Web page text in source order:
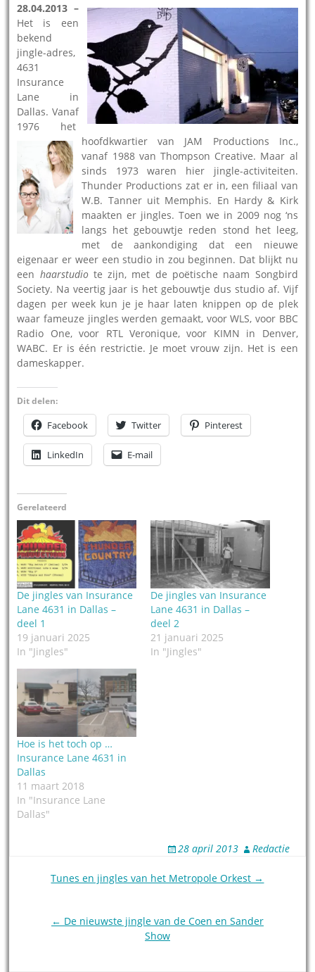
28.04.2013 –
Het is een
bekend
jingle-adres,
4631
Insurance
Lane in
Dallas. Vanaf
1976 het
hoofdkwartier van JAM Productions Inc.,
vanaf 1988 van Thompson Creative. Maar al
sinds 1973 waren hier jingle-activiteiten.
Thunder Productions zat er in, een filiaal van
W.B. Tanner uit Memphis. En Hardy & Kirk
maakten er jingles. Toen we in 2009 nog ‘ns
langs het gebouwtje reden stond het leeg,
met de aankondiging dat een nieuwe
eigenaar er weer een studio in zou beginnen. Dat blijkt nu
een haarstudio te zijn, met de poëtische naam Songbird
Society. Na veertig jaar is het gebouwtje dus studio af. Vijf
dagen per week kun je je haar laten knippen op de plek
waar fameuze jingles werden gemaakt, voor WLS, voor BBC
Radio One, voor RTL Veronique, voor KIMN in Denver,
WABC. Er is één restrictie. Je moet vrouw zijn. Het is een
dameskapper.
Dit delen:
Facebook Twitter Pinterest
LinkedIn E-mail
Gerelateerd
De jingles van Insurance
Lane 4631 in Dallas –
deel 1
19 januari 2025
In "Jingles"
De jingles van Insurance
Lane 4631 in Dallas –
deel 2
21 januari 2025
In "Jingles"
Hoe is het toch op …
Insurance Lane 4631 in
Dallas
11 maart 2018
In "Insurance Lane
Dallas"
28 april 2013 Redactie
Tunes en jingles van het Metropole Orkest →
← De nieuwste jingle van de Coen en Sander
Show